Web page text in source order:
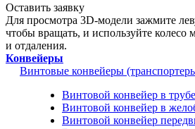
Оставить заявку
Для просмотра 3D-модели зажмите
чтобы вращать, и используйте
и отдаления.
Конвейеры
Винтовые конвейеры
Винтовой конвейер в
Винтовой конвейер в
Винтовой конвейер